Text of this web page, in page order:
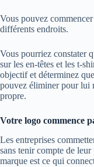
Vous pouvez
différents endroits.
Vous pourriez constater
sur les en-têtes et les t-
objectif et déterminez
pouvez éliminer pour lui
propre.
Votre logo commence
Les entreprises
sans tenir compte de
marque est ce qui